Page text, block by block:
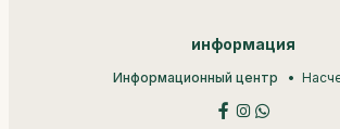
информация
Информационный центр